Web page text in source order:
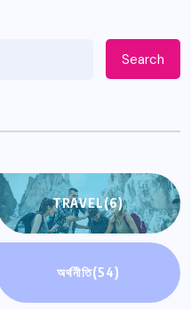
Search
TRAVEL(6)
অর্থনীতি(54)